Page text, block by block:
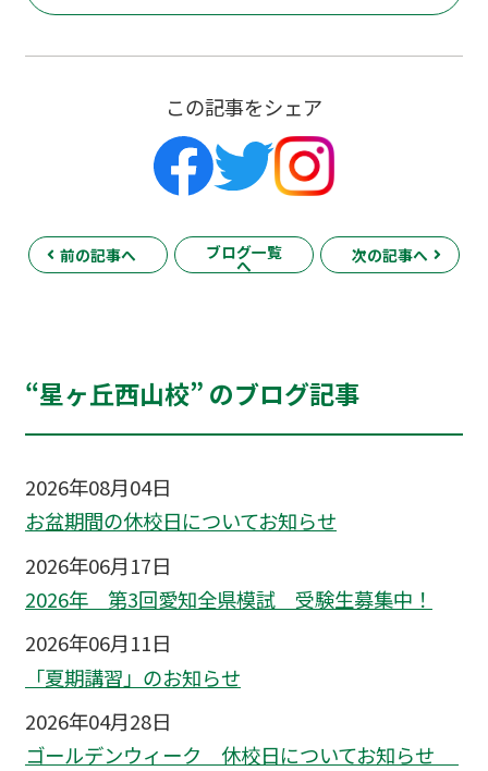
この記事をシェア
前の記事へ ブログ一覧
へ
次の記事へ
“星ヶ丘西山校” のブログ記事
2026年08月04日
お盆期間の休校日についてお知らせ
2026年06月17日
2026年 第3回愛知全県模試 受験生募集中！
2026年06月11日
「夏期講習」のお知らせ
2026年04月28日
ゴールデンウィーク 休校日についてお知らせ